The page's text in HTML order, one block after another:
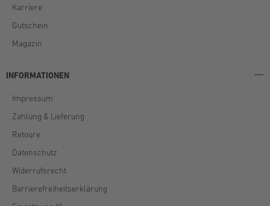
Karriere
Gutschein
Magazin
INFORMATIONEN
Impressum
Zahlung & Lieferung
Retoure
Datenschutz
Widerrufsrecht
Barrierefreiheitserklärung